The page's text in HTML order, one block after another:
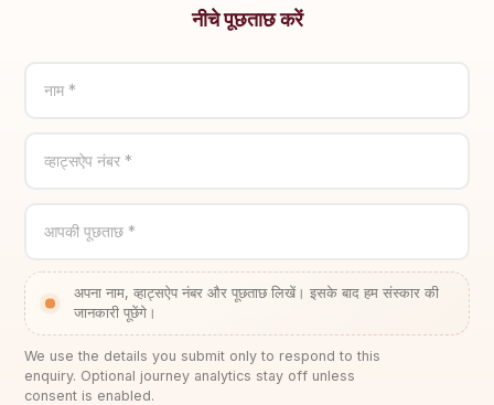
नीचे पूछताछ करें
नाम *
व्हाट्सऐप नंबर *
आपकी पूछताछ *
अपना नाम, व्हाट्सऐप नंबर और पूछताछ लिखें। इसके बाद हम संस्कार की
जानकारी पूछेंगे।
We use the details you submit only to respond to this
enquiry. Optional journey analytics stay off unless
consent is enabled.